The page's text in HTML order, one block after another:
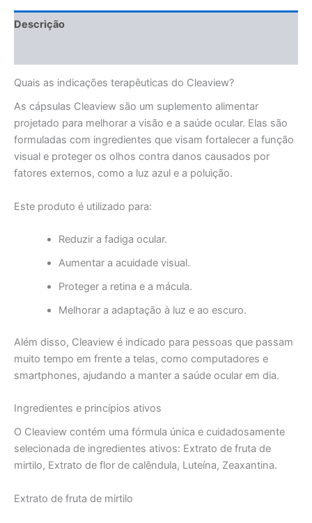
Descrição
Quais as indicações terapêuticas do Cleaview?
As cápsulas Cleaview são um suplemento alimentar
projetado para melhorar a visão e a saúde ocular. Elas são
formuladas com ingredientes que visam fortalecer a função
visual e proteger os olhos contra danos causados por
fatores externos, como a luz azul e a poluição.
Este produto é utilizado para:
Reduzir a fadiga ocular.
Aumentar a acuidade visual.
Proteger a retina e a mácula.
Melhorar a adaptação à luz e ao escuro.
Além disso, Cleaview é indicado para pessoas que passam
muito tempo em frente a telas, como computadores e
smartphones, ajudando a manter a saúde ocular em dia.
Ingredientes e princípios ativos
O Cleaview contém uma fórmula única e cuidadosamente
selecionada de ingredientes ativos: Extrato de fruta de
mirtilo, Extrato de flor de calêndula, Luteína, Zeaxantina.
Extrato de fruta de mirtilo